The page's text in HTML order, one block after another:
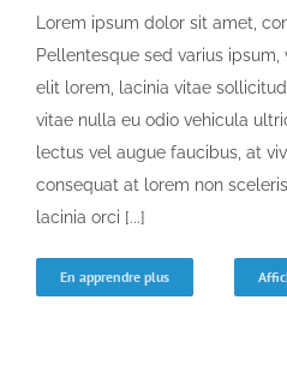
Lorem ipsum dolor sit amet,
Pellentesque sed varius
elit lorem, lacinia vitae
vitae nulla eu odio vehicula
lectus vel augue faucibus, at
consequat at lorem non
lacinia orci [...]
En apprendre plus